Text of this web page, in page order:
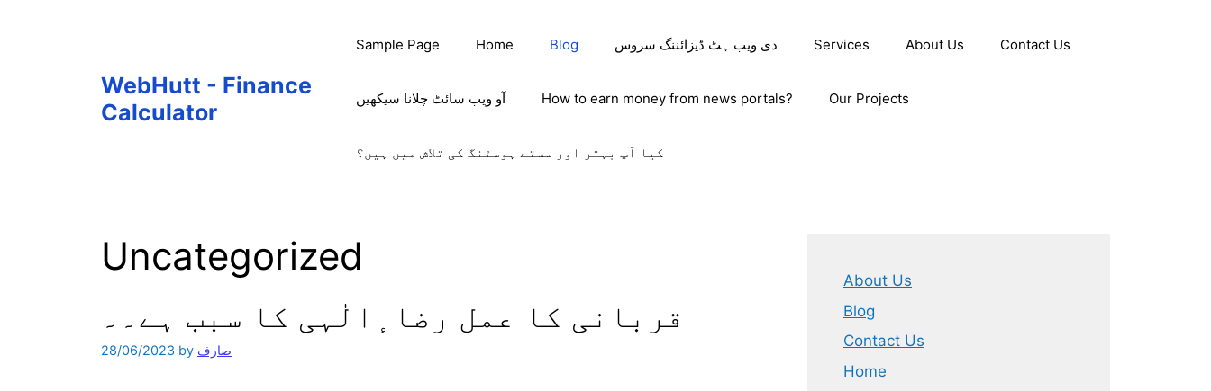
WebHutt - Finance
Calculator
Sample Page Home Blog دی ویب ہٹ ڈیزائننگ سروس Services About Us Contact Us
آو ویب سائٹ چلانا سیکھیں How to earn money from news portals? Our Projects
کیا آپ بہتر اور سستے ہوسٹنگ کی تلاش میں ہیں؟
Uncategorized
قربانی کا عمل رضا ٕالٰہی کا سبب ہے۔۔
28/06/2023 by صارف
About Us
Blog
Contact Us
Home